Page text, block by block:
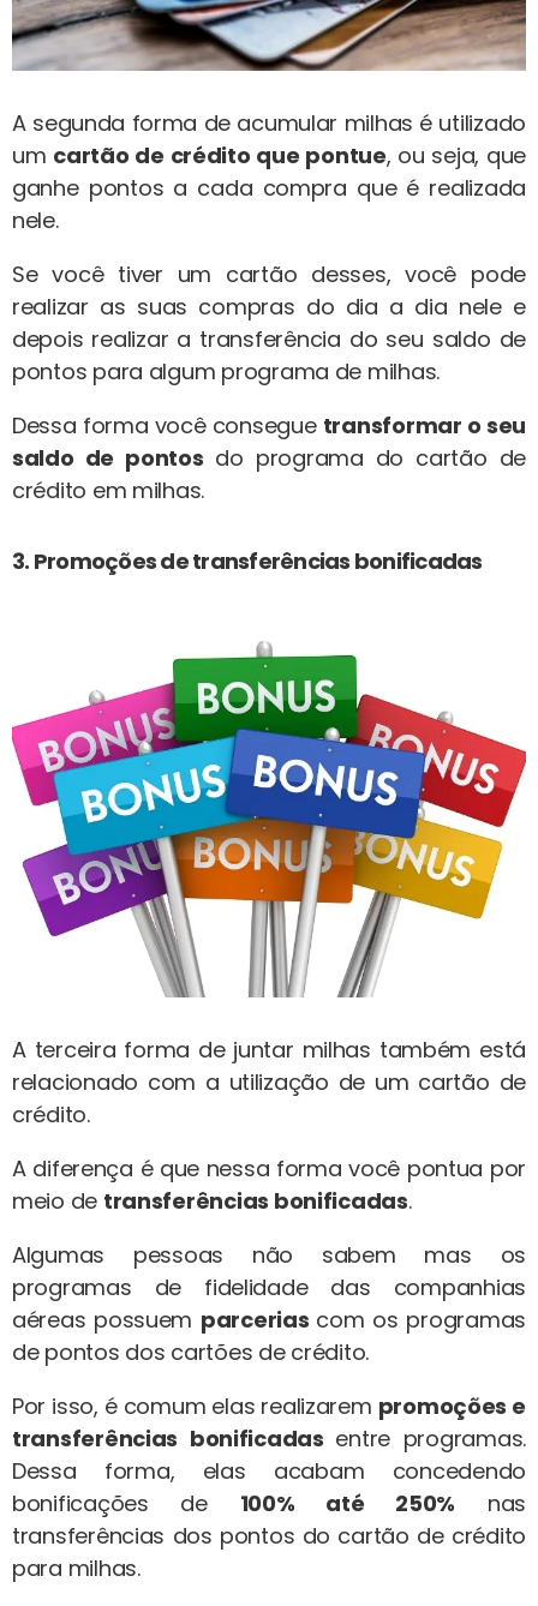
A segunda forma de acumular milhas é utilizado
um cartão de crédito que pontue, ou seja, que
ganhe pontos a cada compra que é realizada
nele.
Se você tiver um cartão desses, você pode
realizar as suas compras do dia a dia nele e
depois realizar a transferência do seu saldo de
pontos para algum programa de milhas.
Dessa forma você consegue transformar o seu
saldo de pontos do programa do cartão de
crédito em milhas.
3. Promoções de transferências bonificadas
A terceira forma de juntar milhas também está
relacionado com a utilização de um cartão de
crédito.
A diferença é que nessa forma você pontua por
meio de transferências bonificadas.
Algumas pessoas não sabem mas os
programas de fidelidade das companhias
aéreas possuem parcerias com os programas
de pontos dos cartões de crédito.
Por isso, é comum elas realizarem promoções e
transferências bonificadas entre programas.
Dessa forma, elas acabam concedendo
bonificações de 100% até 250% nas
transferências dos pontos do cartão de crédito
para milhas.